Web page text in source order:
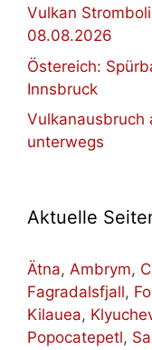
Vulkan
08.08.2026
Östereich:
Innsbruck
Vulkanausbruch
unterwegs
Aktuelle
Ätna, Ambrym,
Fagradalsfjall,
Kilauea,
Popocatepetl,